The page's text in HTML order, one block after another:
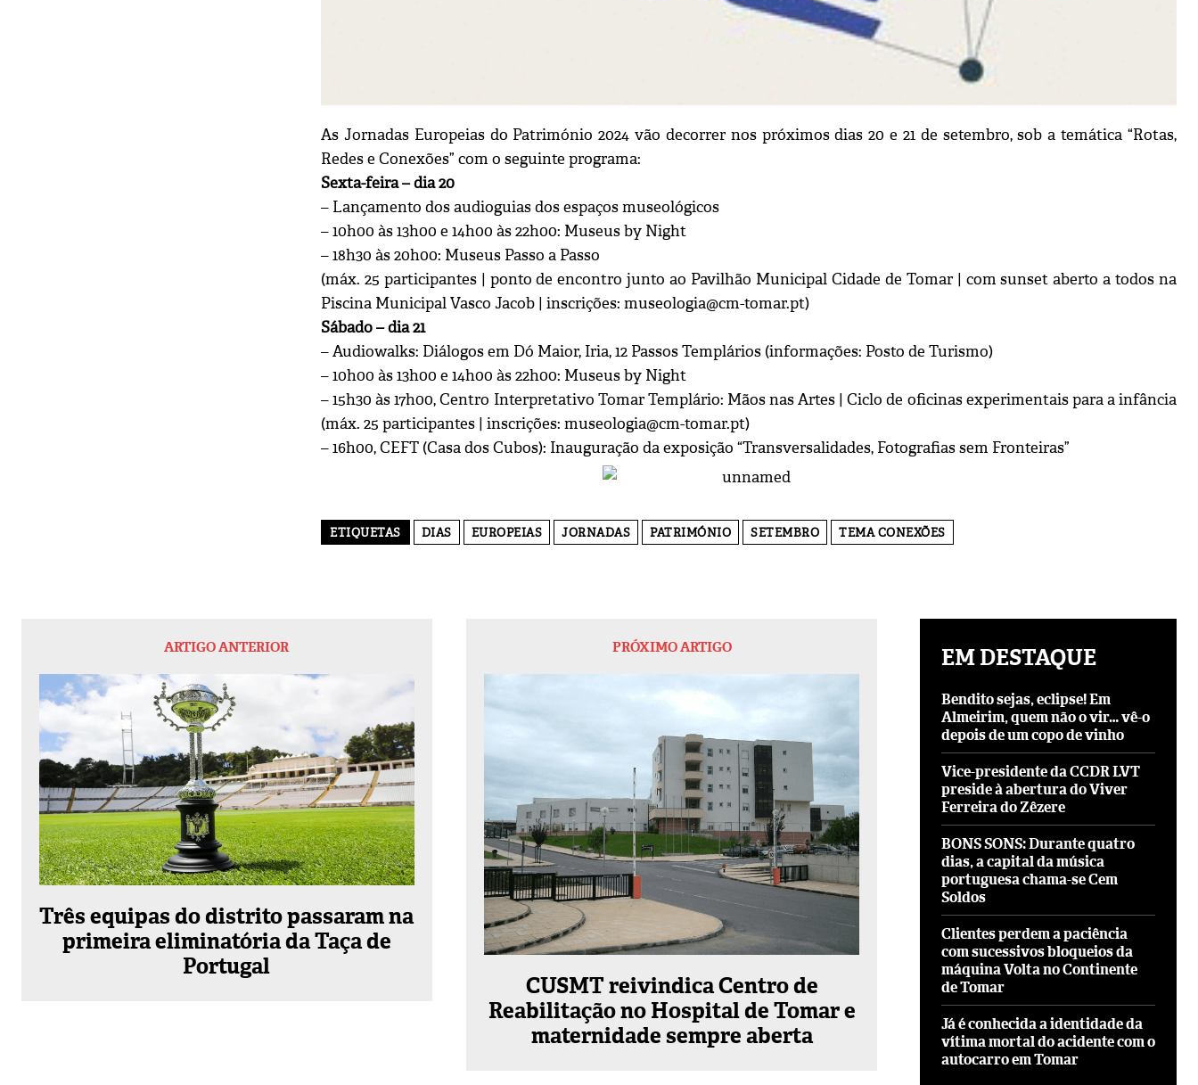
As Jornadas Europeias do Património 2024 vão decorrer nos próximos dias 20 e 21 de setembro, sob a temática “Rotas,
Redes e Conexões” com o seguinte programa:
Sexta-feira – dia 20
– Lançamento dos audioguias dos espaços museológicos
– 10h00 às 13h00 e 14h00 às 22h00: Museus by Night
– 18h30 às 20h00: Museus Passo a Passo
(máx. 25 participantes | ponto de encontro junto ao Pavilhão Municipal Cidade de Tomar | com sunset aberto a todos na
Piscina Municipal Vasco Jacob | inscrições: museologia@cm-tomar.pt)
Sábado – dia 21
– Audiowalks: Diálogos em Dó Maior, Iria, 12 Passos Templários (informações: Posto de Turismo)
– 10h00 às 13h00 e 14h00 às 22h00: Museus by Night
– 15h30 às 17h00, Centro Interpretativo Tomar Templário: Mãos nas Artes | Ciclo de oficinas experimentais para a infância
(máx. 25 participantes | inscrições: museologia@cm-tomar.pt)
– 16h00, CEFT (Casa dos Cubos): Inauguração da exposição “Transversalidades, Fotografias sem Fronteiras”
ETIQUETAS DIAS EUROPEIAS JORNADAS PATRIMÓNIO SETEMBRO TEMA CONEXÕES
ARTIGO ANTERIOR
Três equipas do distrito passaram na
primeira eliminatória da Taça de
Portugal
PRÓXIMO ARTIGO
CUSMT reivindica Centro de
Reabilitação no Hospital de Tomar e
maternidade sempre aberta
EM DESTAQUE
Bendito sejas, eclipse! Em
Almeirim, quem não o vir… vê-o
depois de um copo de vinho
Vice-presidente da CCDR LVT
preside à abertura do Viver
Ferreira do Zêzere
BONS SONS: Durante quatro
dias, a capital da música
portuguesa chama-se Cem
Soldos
Clientes perdem a paciência
com sucessivos bloqueios da
máquina Volta no Continente
de Tomar
Já é conhecida a identidade da
vítima mortal do acidente com o
autocarro em Tomar